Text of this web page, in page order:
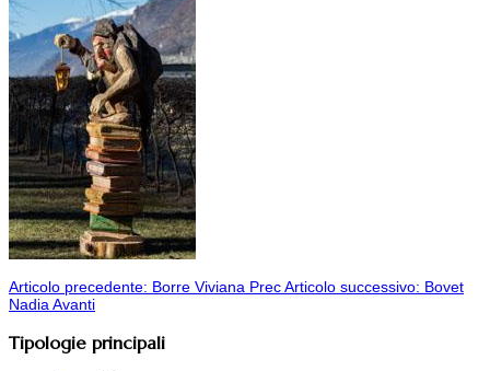
Articolo precedente: Borre Viviana PrecArticolo successivo: Bovet
NadiaAvanti
Tipologie principali